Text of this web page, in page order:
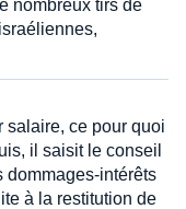
nombreux tirs de
salaire, ce pour quoi
il saisit le conseil
dommages-intérêts
à la restitution de